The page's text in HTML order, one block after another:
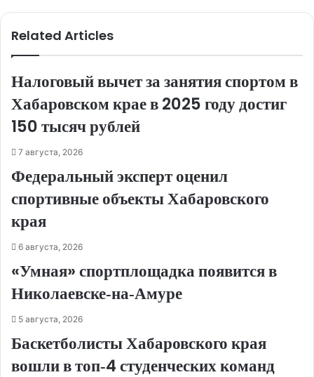
Related Articles
Налоговый вычет за занятия спортом в
Хабаровском крае в 2025 году достиг
150 тысяч рублей
7 августа, 2026
Федеральный эксперт оценил
спортивные объекты Хабаровского
края
6 августа, 2026
«Умная» спортплощадка появится в
Николаевске‑на‑Амуре
5 августа, 2026
Баскетболисты Хабаровского края
вошли в топ‑4 студенческих команд